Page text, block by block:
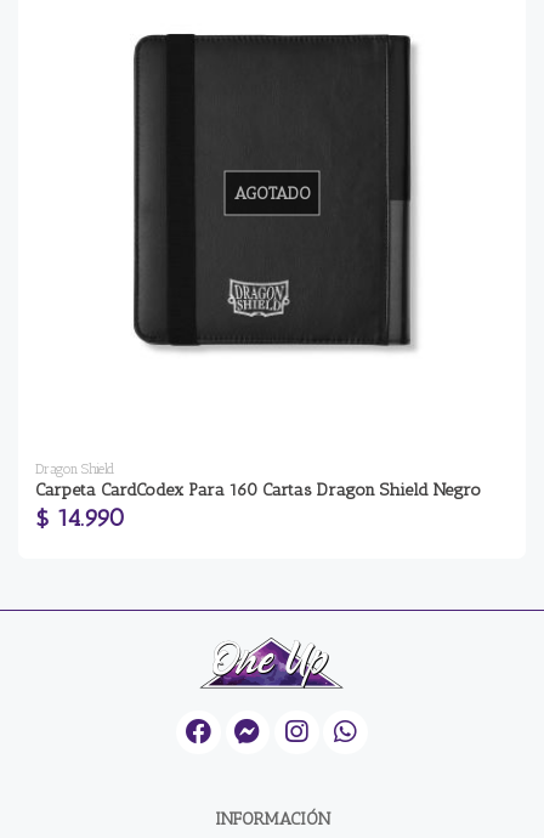
AGOTADO
Dragon Shield
Carpeta CardCodex Para 160 Cartas Dragon Shield Negro
$ 14.990
INFORMACIÓN